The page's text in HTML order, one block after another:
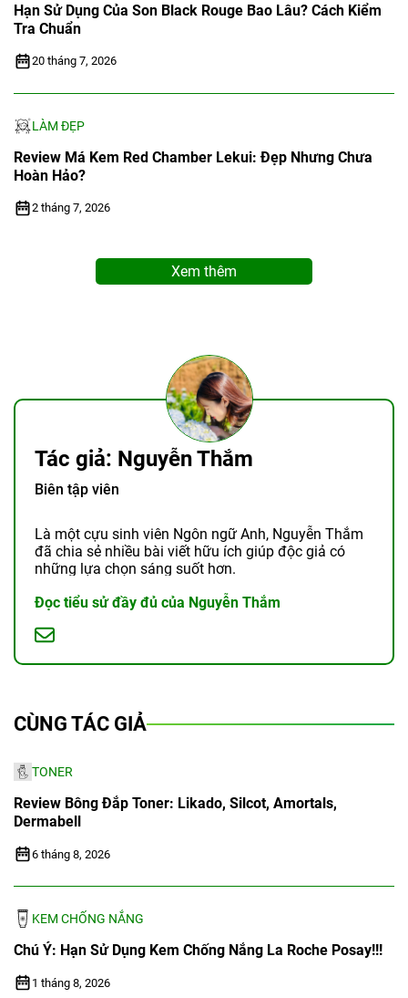
Hạn Sử Dụng Của Son Black Rouge Bao Lâu? Cách Kiểm
Tra Chuẩn
20 tháng 7, 2026
LÀM ĐẸP
Review Má Kem Red Chamber Lekui: Đẹp Nhưng Chưa
Hoàn Hảo?
2 tháng 7, 2026
Xem thêm
Tác giả: Nguyễn Thắm
Biên tập viên
Là một cựu sinh viên Ngôn ngữ Anh, Nguyễn Thắm
đã chia sẻ nhiều bài viết hữu ích giúp độc giả có
những lựa chọn sáng suốt hơn.
Đọc tiểu sử đầy đủ của Nguyễn Thắm
CÙNG TÁC GIẢ
TONER
Review Bông Đắp Toner: Likado, Silcot, Amortals,
Dermabell
6 tháng 8, 2026
KEM CHỐNG NẮNG
Chú Ý: Hạn Sử Dụng Kem Chống Nắng La Roche Posay!!!
1 tháng 8, 2026